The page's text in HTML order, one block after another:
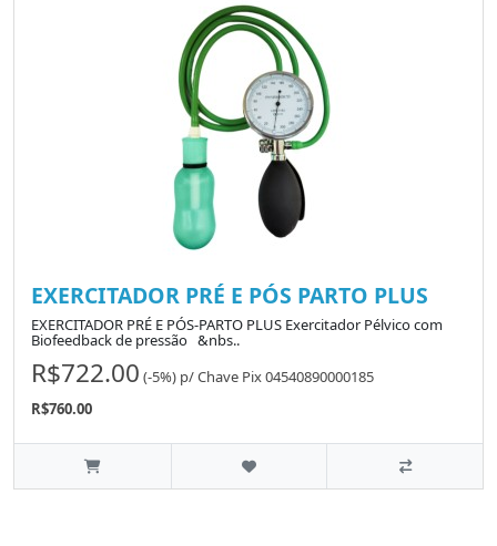
EXERCITADOR PRÉ E PÓS PARTO PLUS
EXERCITADOR PRÉ E PÓS-PARTO PLUS Exercitador Pélvico com
Biofeedback de pressão &nbs..
R$722.00 (-5%) p/Chave Pix 04540890000185
R$760.00